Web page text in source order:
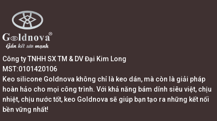
Công ty TNHH SX TM & DV Đại Kim Long
MST:0101420106
Keo silicone Goldnova không chỉ là keo dán, mà còn là giải pháp
hoàn hảo cho mọi công trình. Với khả năng bám dính siêu việt, chịu
nhiệt, chịu nước tốt, keo Goldnova sẽ giúp bạn tạo ra những kết nối
bền vững nhất!